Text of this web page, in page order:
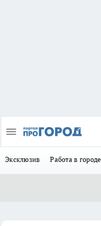
Эксклюзив Работа в городе